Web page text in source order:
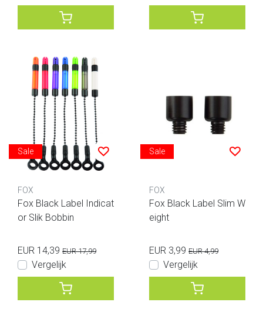
Sale
FOX
Fox Black Label Indicat
or Slik Bobbin
EUR 14,39 EUR 17,99
Vergelijk
Sale
FOX
Fox Black Label Slim W
eight
EUR 3,99 EUR 4,99
Vergelijk